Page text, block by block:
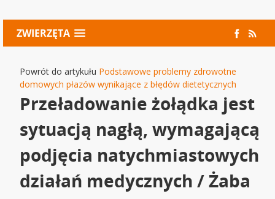
ZWIERZĘTA
Powrót do artykułu Podstawowe problemy zdrowotne
domowych płazów wynikające z błędów dietetycznych
Przeładowanie żołądka jest
sytuacją nagłą, wymagającą
podjęcia natychmiastowych
działań medycznych / Żaba